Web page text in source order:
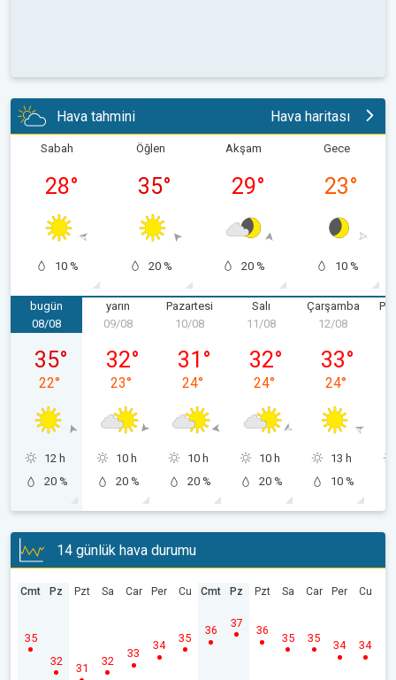
Hava tahmini Hava haritası
Sabah
28°
10 %
Öğlen
35°
20 %
Akşam
29°
20 %
Gece
23°
10 %
bugün
08/08 Cumartesi
08/08
35°
22°
12 h
20 %
yarın
09/08
32°
23°
10 h
20 %
Pazartesi
10/08 Pazartesi
10/08
31 °
24°
10 h
20 %
Salı
11/08
32°
24°
10 h
20 %
Çarşamba
12/08
33°
24°
13 h
10 %
14 günlük hava durumu
Cmt
35
Pz
32
Pzt
31
Sa
32
Car
33
Per
34
Cu
35
Cmt
36
Pz
37
Pzt
36
Sa
35
Car
35
Per
34
Cu
34